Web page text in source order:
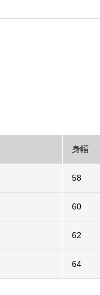
身幅
58
60
62
64